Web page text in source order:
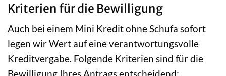
Kriterien für die Bewilligung
Auch bei einem Mini Kredit ohne Schufa sofort
legen wir Wert auf eine verantwortungsvolle
Kreditvergabe. Folgende Kriterien sind für die